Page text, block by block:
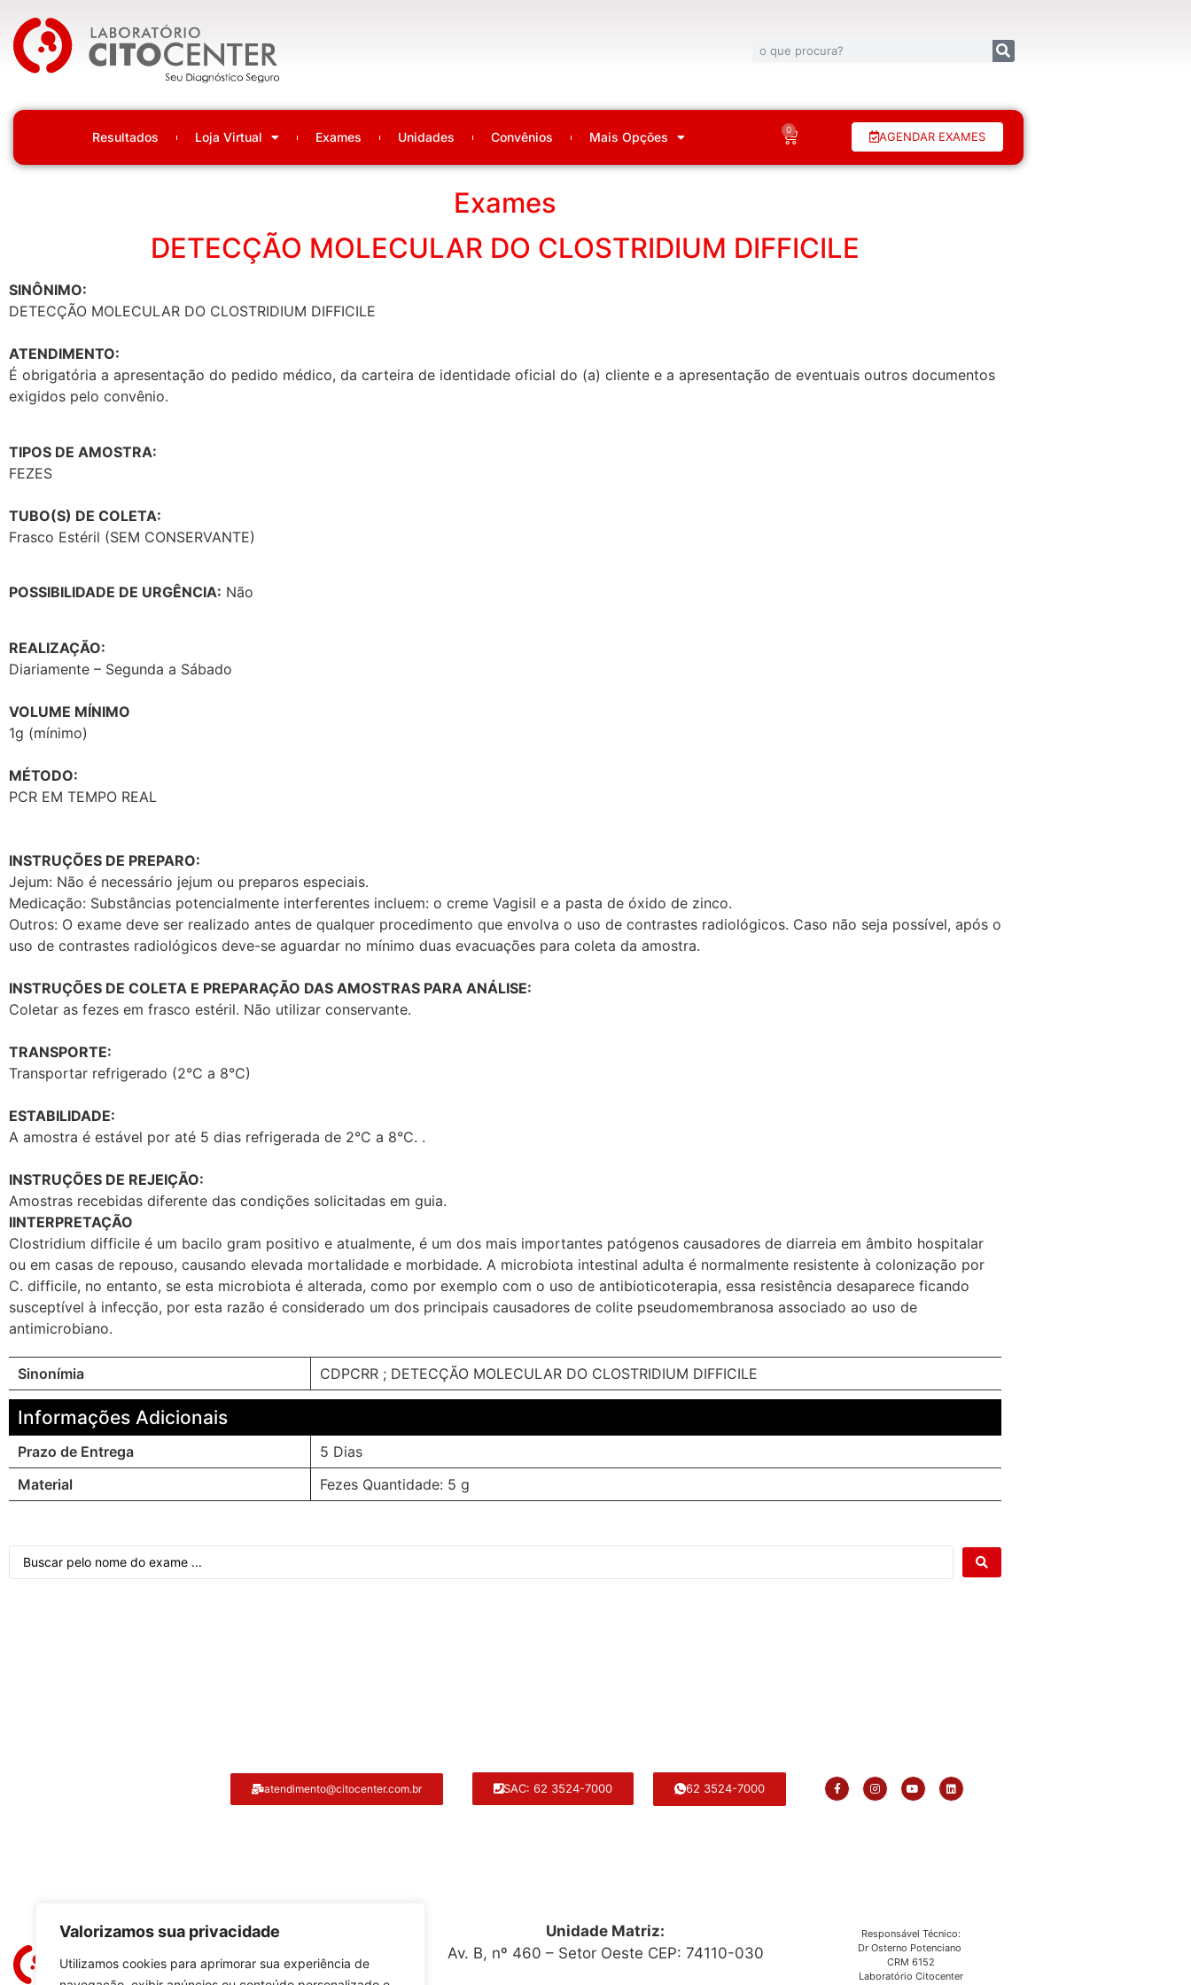
Valorizamos sua privacidade
Utilizamos cookies para aprimorar sua experiência de
Laboratório Citocenter
Resultados Loja Virtual Exames Unidades Convênios Mais Opções 0 AGENDAR EXAMES
Exames
DETECÇÃO MOLECULAR DO CLOSTRIDIUM DIFFICILE
SINÔNIMO:
DETECÇÃO MOLECULAR DO CLOSTRIDIUM DIFFICILE
ATENDIMENTO:
É obrigatória a apresentação do pedido médico, da carteira de identidade oficial do (a) cliente e a apresentação de eventuais outros documentos
exigidos pelo convênio.
TIPOS DE AMOSTRA:
FEZES
TUBO(S) DE COLETA:
Frasco Estéril (SEM CONSERVANTE)
POSSIBILIDADE DE URGÊNCIA: Não
REALIZAÇÃO:
Diariamente – Segunda a Sábado
VOLUME MÍNIMO
1g (mínimo)
MÉTODO:
PCR EM TEMPO REAL
INSTRUÇÕES DE PREPARO:
Jejum: Não é necessário jejum ou preparos especiais.
Medicação: Substâncias potencialmente interferentes incluem: o creme Vagisil e a pasta de óxido de zinco.
Outros: O exame deve ser realizado antes de qualquer procedimento que envolva o uso de contrastes radiológicos. Caso não seja possível, após o
uso de contrastes radiológicos deve-se aguardar no mínimo duas evacuações para coleta da amostra.
INSTRUÇÕES DE COLETA E PREPARAÇÃO DAS AMOSTRAS PARA ANÁLISE:
Coletar as fezes em frasco estéril. Não utilizar conservante.
TRANSPORTE:
Transportar refrigerado (2°C a 8°C)
ESTABILIDADE:
A amostra é estável por até 5 dias refrigerada de 2°C a 8°C. .
INSTRUÇÕES DE REJEIÇÃO:
Amostras recebidas diferente das condições solicitadas em guia.
IINTERPRETAÇÃO
Clostridium difficile é um bacilo gram positivo e atualmente, é um dos mais importantes patógenos causadores de diarreia em âmbito hospitalar
ou em casas de repouso, causando elevada mortalidade e morbidade. A microbiota intestinal adulta é normalmente resistente à colonização por
C. difficile, no entanto, se esta microbiota é alterada, como por exemplo com o uso de antibioticoterapia, essa resistência desaparece ficando
susceptível à infecção, por esta razão é considerado um dos principais causadores de colite pseudomembranosa associado ao uso de
antimicrobiano.
Sinonímia CDPCRR ; DETECÇÃO MOLECULAR DO CLOSTRIDIUM DIFFICILE
Informações Adicionais
Prazo de Entrega
5 Dias
Material
Fezes Quantidade: 5 g
atendimento@citocenter.com.br SAC: 62 3524-7000 62 3524-7000
Unidade Matriz:
Av. B, nº 460 – Setor Oeste CEP: 74110-030
Responsável Técnico:
Dr Osterno Potenciano
CRM 6152
Laboratório Citocenter